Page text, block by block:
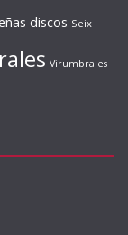
discos Seix
Virumbrales